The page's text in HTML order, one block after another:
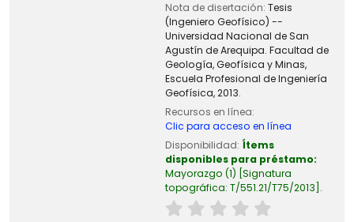
Nota de disertación: Tesis
(Ingeniero Geofísico) --
Universidad Nacional de San
Agustín de Arequipa. Facultad de
Geología, Geofísica y Minas,
Escuela Profesional de Ingeniería
Geofísica, 2013.
Recursos en línea:
Clic para acceso en línea
Disponibilidad: Ítems
disponibles para préstamo:
Mayorazgo (1) Signatura
topográfica: T/551.21/T75/2013 .